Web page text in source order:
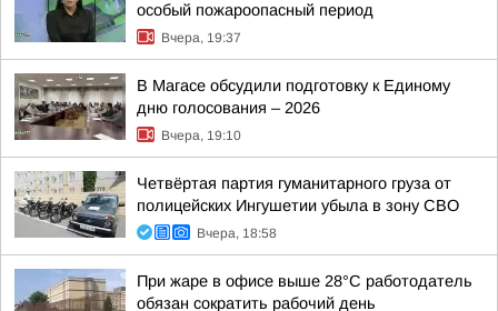
особый пожароопасный период
Вчера, 19:37
В Магасе обсудили подготовку к Единому
дню голосования – 2026
Вчера, 19:10
Четвёртая партия гуманитарного груза от
полицейских Ингушетии убыла в зону СВО
Вчера, 18:58
При жаре в офисе выше 28°C работодатель
обязан сократить рабочий день